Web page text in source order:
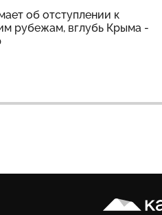
об отступлении к
рубежам, вглубь Крыма -
Карачун